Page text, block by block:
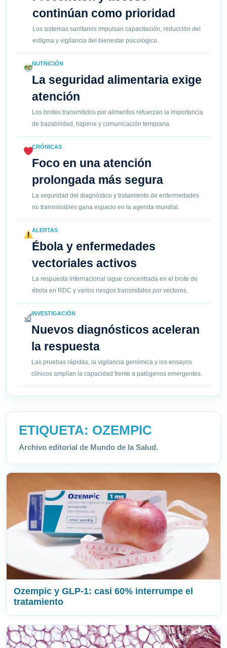
continúan como prioridad
Los sistemas sanitarios impulsan capacitación, reducción del
estigma y vigilancia del bienestar psicológico.
NUTRICIÓN
La seguridad alimentaria exige
atención
Los brotes transmitidos por alimentos refuerzan la importancia
de trazabilidad, higiene y comunicación temprana.
CRÓNICAS
Foco en una atención
prolongada más segura
La seguridad del diagnóstico y tratamiento de enfermedades
no transmisibles gana espacio en la agenda mundial.
ALERTAS
Ébola y enfermedades
vectoriales activos
La respuesta internacional sigue concentrada en el brote de
ébola en RDC y varios riesgos transmitidos por vectores.
INVESTIGACIÓN
Nuevos diagnósticos aceleran
la respuesta
Las pruebas rápidas, la vigilancia genómica y los ensayos
clínicos amplían la capacidad frente a patógenos emergentes.
ETIQUETA: OZEMPIC
Archivo editorial de Mundo de la Salud.
Ozempic y GLP-1: casi 60% interrumpe el
tratamiento